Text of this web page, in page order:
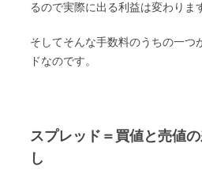
るので実際に出る利益は変わりま
そしてそんな手数料のうちの一つ
ドなのです。
スプレッド＝買値と売値
し